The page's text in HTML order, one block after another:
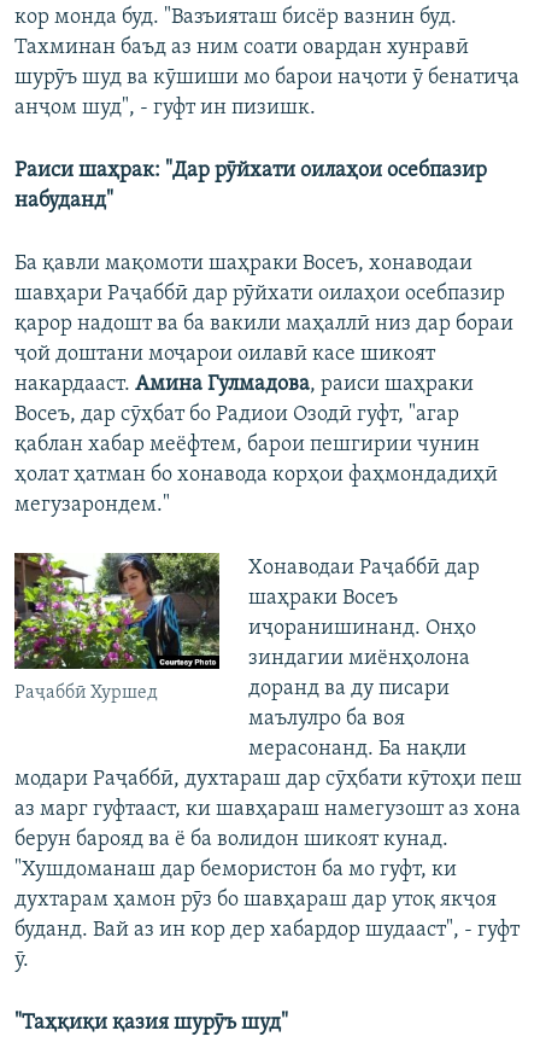
кор монда буд. "Вазъияташ бисёр вазнин буд.
Тахминан баъд аз ним соати овардан хунравӣ
шурӯъ шуд ва кӯшиши мо барои наҷоти ӯ бенатиҷа
анҷом шуд", - гуфт ин пизишк.
Раиси шаҳрак: "Дар рӯйхати оилаҳои осебпазир
набуданд"
Ба қавли мақомоти шаҳраки Восеъ, хонаводаи
шавҳари Раҷаббӣ дар рӯйхати оилаҳои осебпазир
қарор надошт ва ба вакили маҳаллӣ низ дар бораи
ҷой доштани моҷарои оилавӣ касе шикоят
накардааст. Амина Гулмадова, раиси шаҳраки
Восеъ, дар сӯҳбат бо Радиои Озодӣ гуфт, "агар
қаблан хабар меёфтем, барои пешгирии чунин
ҳолат ҳатман бо хонавода корҳои фаҳмондадиҳӣ
мегузарондем."
Раҷаббӣ Хуршед
Хонаводаи Раҷаббӣ дар
шаҳраки Восеъ
иҷоранишинанд. Онҳо
зиндагии миёнҳолона
доранд ва ду писари
маълулро ба воя
мерасонанд. Ба нақли
модари Раҷаббӣ, духтараш дар сӯҳбати кӯтоҳи пеш
аз марг гуфтааст, ки шавҳараш намегузошт аз хона
берун барояд ва ё ба волидон шикоят кунад.
"Хушдоманаш дар бемористон ба мо гуфт, ки
духтарам ҳамон рӯз бо шавҳараш дар утоқ якҷоя
буданд. Вай аз ин кор дер хабардор шудааст", - гуфт
ӯ.
"Таҳқиқи қазия шурӯъ шуд"